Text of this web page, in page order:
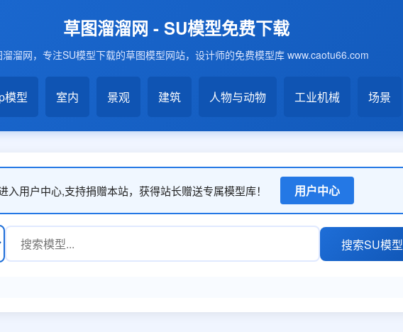
草图溜溜网 - SU模型免费下载
溜溜网，专注SU模型下载的草图模型网站，设计师的免费模型库 www.caotu66.com
模型 室内 景观 建筑 人物与动物 工业机械 场景
入用户中心,支持捐赠本站，获得站长赠送专属模型库！ 用户中心
搜索SU模型